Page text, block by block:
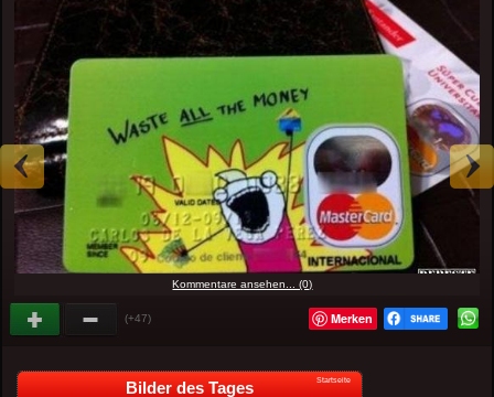
Kommentare ansehen... (0)
(+47) Merken
Bilder des Tages Startseite